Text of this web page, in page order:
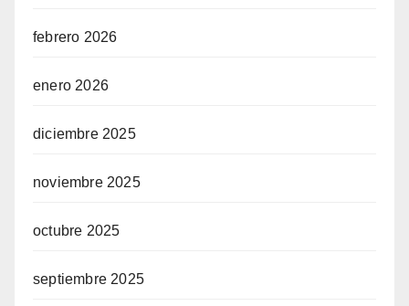
febrero 2026
enero 2026
diciembre 2025
noviembre 2025
octubre 2025
septiembre 2025